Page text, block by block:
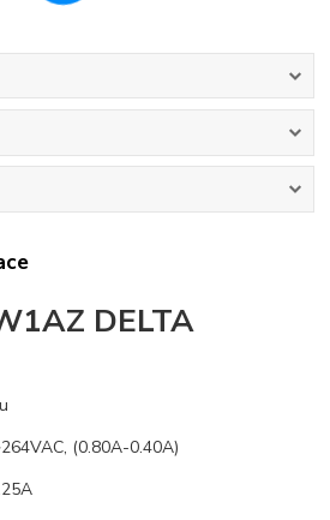
DELTA
(0.80A-0.40A)